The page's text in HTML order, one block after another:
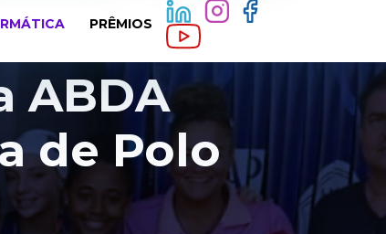
PRÊMIOS
ABDA
de Polo